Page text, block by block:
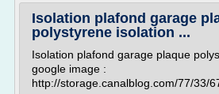
Isolation plafond garage
polystyrene isolation ...
Isolation plafond garage plaque
google image :
http://storage.canalblog.com/77/33/